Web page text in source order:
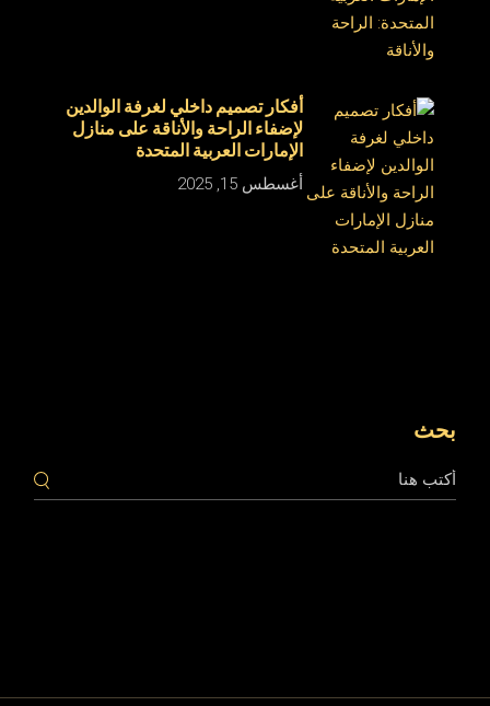
أفكار تصميم داخلي لغرفة الوالدين
لإضفاء الراحة والأناقة على منازل
الإمارات العربية المتحدة
أغسطس 15, 2025
بحث
بحث